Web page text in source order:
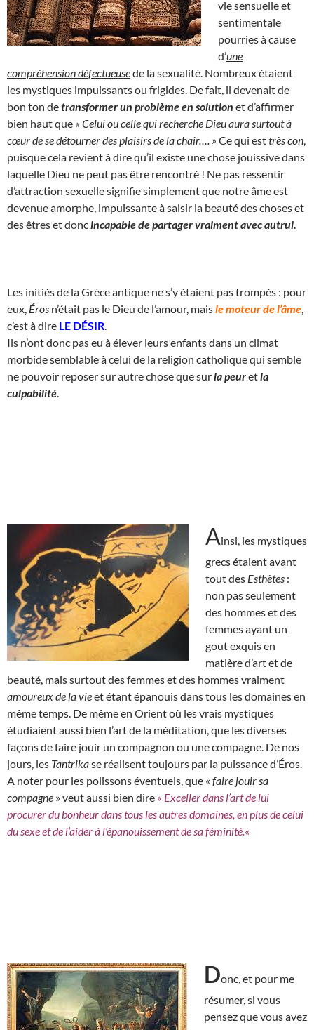
vie sensuelle et
sentimentale
pourries à cause
d’une
compréhension défectueusede la sexualité. Nombreux étaient
les mystiques impuissants ou frigides. De fait, il devenait de
bon ton detransformer un problème en solution et d’affirmer
bien haut que « Celui ou celle qui recherche Dieu aura surtout à
cœur de se détourner des plaisirs de la chair…. » Ce qui esttrès con
puisque cela revient à dire qu’il existe une chose jouissive dans
laquelle Dieu ne peut pas être rencontré ! Ne pas ressentir
d’attraction sexuelle signifie simplement que notre âme est
devenue amorphe, impuissante à saisir la beauté des choses et
des êtres et donc incapable de partager vraiment avec autrui.
Les initiés de la Grèce antique ne s’y étaient pas trompés : pour
eux, Éros n’était pas le Dieu de l’amour, maisle moteur de l’âme
c’est à dire LE DÉSIR
Ils n’ont donc pas eu à élever leurs enfants dans un climat
morbide semblable à celui de la religion catholique qui semble
ne pouvoir reposer sur autre chose que surla peuretla
culpabilité
Ainsi, les mystiques
grecs étaient avant
tout des Esthètes :
non pas seulement
des hommes et des
femmes ayant un
gout exquis en
matière d’art et de
beauté, mais surtout des femmes et des hommes vraiment
amoureux de la vieet étant épanouis dans tous les domaines en
même temps. De même en Orient où les vrais mystiques
étudiaient aussi bien l’art de la méditation, que les diverses
façons de faire jouir un compagnon ou une compagne. De nos
jours, les Tantrikase réalisent toujours par la puissance d’Éros.
A noter pour les polissons éventuels, que « faire jouir sa
compagne » veut aussi bien dire « Exceller dans l’art de lui
procurer du bonheur dans tous les autres domaines, en plus de celui
du sexe et de l’aider à l’épanouissement de sa féminité. «
Donc, et pour me
résumer, si vous
pensez que vous avez